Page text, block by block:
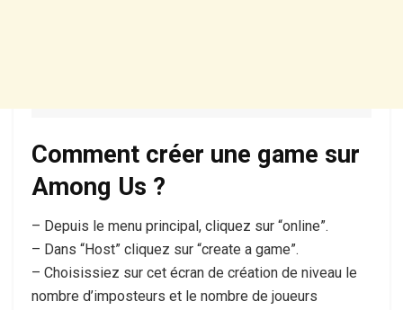
Comment créer une game sur
Among Us ?
– Depuis le menu principal, cliquez sur “online”.
– Dans “Host” cliquez sur “create a game”.
– Choisissiez sur cet écran de création de niveau le
nombre d’imposteurs et le nombre de joueurs